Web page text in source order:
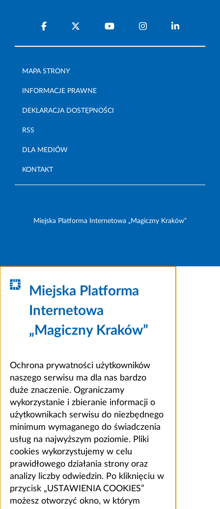
MAPA STRONY
INFORMACJE PRAWNE
DEKLARACJA DOSTĘPNOŚCI
RSS
DLA MEDIÓW
KONTAKT
Miejska Platforma Internetowa „Magiczny Kraków”
Miejska Platforma
Internetowa
„Magiczny Kraków”
Ochrona prywatności użytkowników
naszego serwisu ma dla nas bardzo
duże znaczenie. Ograniczamy
wykorzystanie i zbieranie informacji o
użytkownikach serwisu do niezbędnego
minimum wymaganego do świadczenia
usług na najwyższym poziomie. Pliki
cookies wykorzystujemy w celu
prawidłowego działania strony oraz
analizy liczby odwiedzin. Po kliknięciu w
przycisk „USTAWIENIA COOKIES”
możesz otworzyć okno, w którym